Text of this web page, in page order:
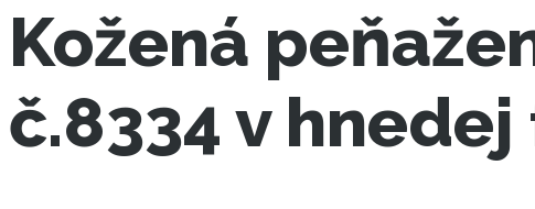
Kožená
č.8334 v